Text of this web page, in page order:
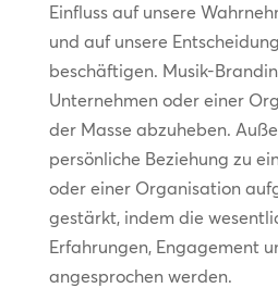
Einfluss auf unsere
und auf unsere
beschäftigen. Musik-
Unternehmen oder einer
der Masse abzuheben.
persönliche Beziehung zu
oder einer Organisation
gestärkt, indem die
Erfahrungen, Engagement
angesprochen werden.